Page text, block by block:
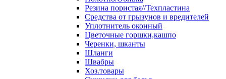
Резина пористая//Техпластина
Средства от грызунов и вредителей
Уплотнитель оконный
Цветочные горшки,кашпо
Черенки, шканты
Шланги
Швабры
Хоз.товары